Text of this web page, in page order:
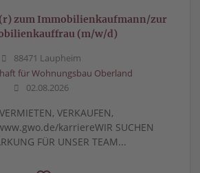
zum Immobilienkaufmann/zur
(m/w/d)
88471 Laupheim
für Wohnungsbau Oberland
02.08.2026
VERKAUFEN,
karriereWIR SUCHEN
FÜR UNSER TEAM...